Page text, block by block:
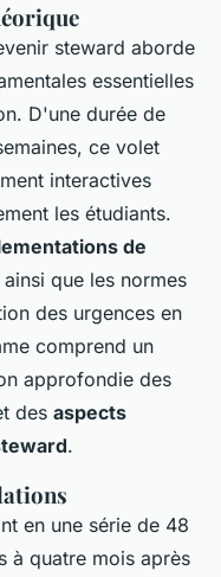
steward aborde
essentielles
D'une durée de
ce volet
interactives
les étudiants.
de
que les normes
des urgences en
comprend un
approfondie des
des aspects
.
en une série de 48
à quatre mois après